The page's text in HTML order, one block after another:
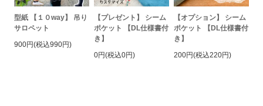
型紙 【１０way】 吊り
サロペット
900円(税込990円)
【プレゼント】 シーム
ポケット 【DL仕様書付
き】
0円(税込0円)
【オプション】 シーム
ポケット 【DL仕様書付
き】
200円(税込220円)